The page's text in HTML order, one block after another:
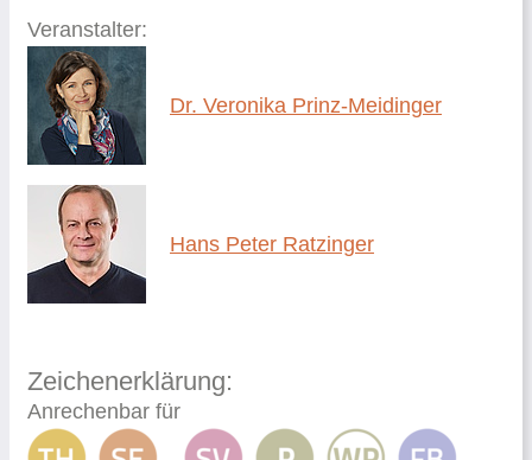
Veranstalter:
Dr. Veronika Prinz-Meidinger
Hans Peter Ratzinger
Zeichenerklärung:
Anrechenbar für